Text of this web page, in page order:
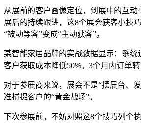
从展前的客户画像定位，到展中的互动
展后的持续跟进，这8个展会获客小技
“被动等客”变成“主动获客”。
某智能家居品牌的实战数据显示：系统
客户获取成本降低50%，3个月内订单转
对于参展商来说，展会不是“摆展台、
准捕捉客户的“黄金战场”。
下次参展前，不妨对照这8个技巧列个